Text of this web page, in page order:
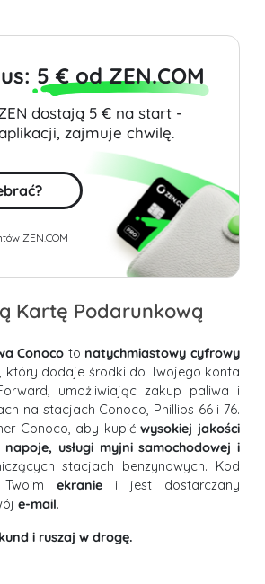
5 € od ZEN.COM
dostają 5 € na start -
zajmuje chwilę.
ZEN.COM
Kartę Podarunkową
Conoco to natychmiastowy cyfrowy
, który dodaje środki do Twojego konta
umożliwiając zakup paliwa i
na stacjach Conoco, Phillips 66 i 76.
Conoco, aby kupićwysokiej jakości
usługi myjni samochodowej i
stacjach benzynowych. Kod
ekranie i jest dostarczany
e-mail.
i ruszaj w drogę.